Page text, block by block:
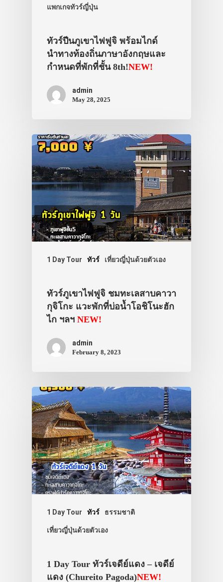
แพกเกจทัวร์ญี่ปุ่น
ทัวร์ปีนภูเขาไฟฟูจิ พร้อมไกด์
นำทางท้องถิ่นภาษาอังกฤษและ
กำหนดที่พักที่ชั้น 8th!NEW!
admin
May 28, 2025
1 Day Tour ทัวร์ เที่ยวญี่ปุ่นด้วยตัวเอง
ทัวร์ภูเขาไฟฟูจิ ชมทะเลสาบคาวา
กุจิโกะ แวะพักที่บ่อน้ำโอชิโนะฮัก
ไก ฯลฯ NEW!
admin
February 8, 2023
1 Day Tour ทัวร์ ธรรมชาติ
เที่ยวญี่ปุ่นด้วยตัวเอง
1 Day Tour ทัวร์เจดีย์แดง – เจดีย์
แดง (Chureito Pagoda)NEW!
เดินทาง
ทัวร์
VIDEO
ภาพประทับใจ